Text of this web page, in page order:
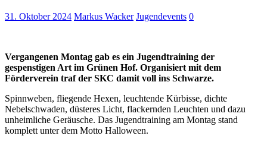
31. Oktober 2024 Markus Wacker Jugendevents 0
Vergangenen Montag gab es ein Jugendtraining der
gespenstigen Art im Grünen Hof. Organisiert mit dem
Förderverein traf der SKC damit voll ins Schwarze.
Spinnweben, fliegende Hexen, leuchtende Kürbisse, dichte
Nebelschwaden, düsteres Licht, flackernden Leuchten und dazu
unheimliche Geräusche. Das Jugendtraining am Montag stand
komplett unter dem Motto Halloween.